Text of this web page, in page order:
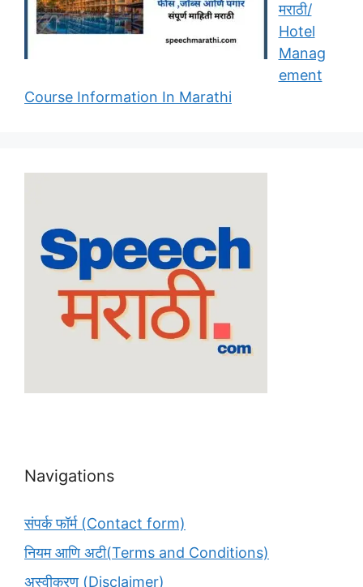
मराठी/
Hotel
Manag
ement
Course Information In Marathi
Navigations
संपर्क फॉर्म (Contact form)
नियम आणि अटी(Terms and Conditions)
अस्वीकरण (Disclaimer)